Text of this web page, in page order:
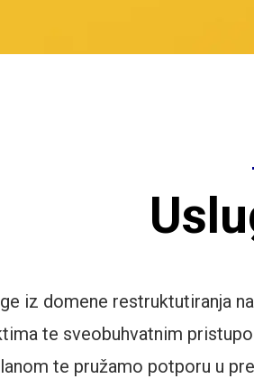
iz domene restruktutiranja
te sveobuhvatnim
te pružamo potporu u